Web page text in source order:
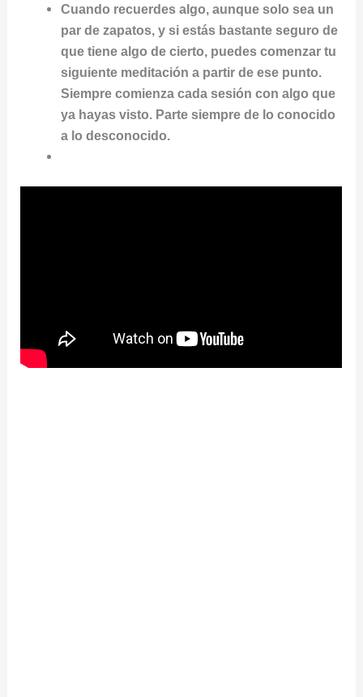
Cuando recuerdes algo, aunque solo sea un
par de zapatos, y si estás bastante seguro de
que tiene algo de cierto, puedes comenzar tu
siguiente meditación a partir de ese punto.
Siempre comienza cada sesión con algo que
ya hayas visto. Parte siempre de lo conocido
a lo desconocido.